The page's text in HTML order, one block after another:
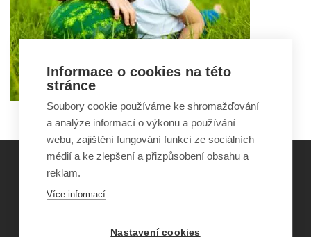
©Obecně prospěšná společnost Sirius
Informace o cookies na této
stránce
Soubory cookie používáme ke shromažďování
a analýze informací o výkonu a používání
webu, zajištění fungování funkcí ze sociálních
médií a ke zlepšení a přizpůsobení obsahu a
reklam.
Více informací
Nastavení cookies